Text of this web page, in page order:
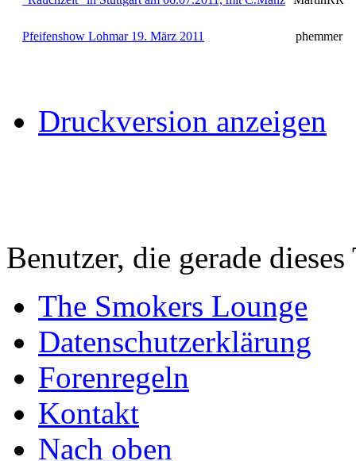
Pfeifenshow Lohmar 19. März 2011 phemmer
Druckversion anzeigen
Benutzer, die gerade
The Smokers Lounge
Datenschutzerklärung
Forenregeln
Kontakt
Nach oben